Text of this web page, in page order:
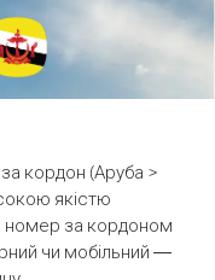
кордон (Аруба >
якістю
номер за кордоном
чи мобільний —